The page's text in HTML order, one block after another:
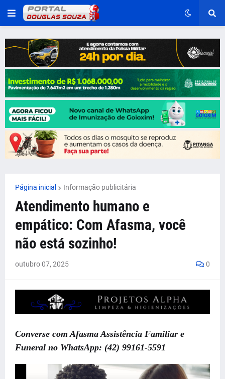
Página inicial Informação publicitária
Atendimento humano e
empático: Com Afasma, você
não está sozinho!
outubro 07, 2025 0
Converse com Afasma Assistência Familiar e
Funeral no WhatsApp: (42) 99161-5591